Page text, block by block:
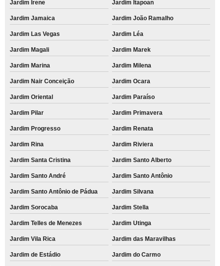
Jardim Irene Jardim Itapoan
Jardim Jamaica Jardim João Ramalho
Jardim Las Vegas Jardim Léa
Jardim Magali Jardim Marek
Jardim Marina Jardim Milena
Jardim Nair Conceição Jardim Ocara
Jardim Oriental Jardim Paraíso
Jardim Pilar Jardim Primavera
Jardim Progresso Jardim Renata
Jardim Rina Jardim Riviera
Jardim Santa Cristina Jardim Santo Alberto
Jardim Santo André Jardim Santo Antônio
Jardim Santo Antônio de Pádua Jardim Silvana
Jardim Sorocaba Jardim Stella
Jardim Telles de Menezes Jardim Utinga
Jardim Vila Rica Jardim das Maravilhas
Jardim de Estádio Jardim do Carmo